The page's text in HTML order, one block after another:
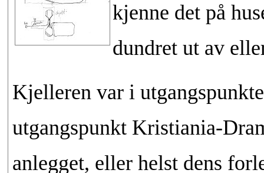
kjenne det på
dundret ut av
Kjelleren var i
utgangspunkt Kristiania-
anlegget, eller helst dens